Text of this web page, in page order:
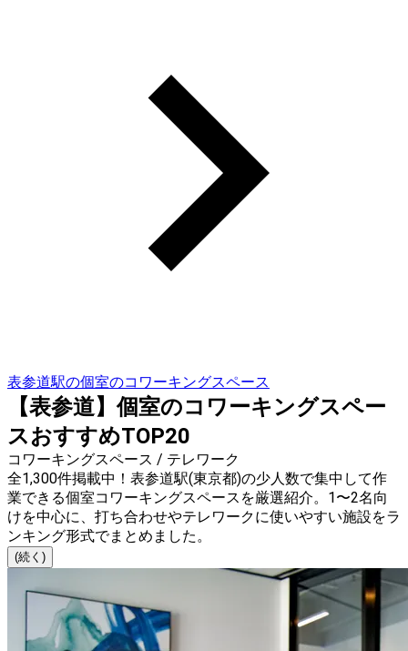
表参道駅の個室のコワーキングスペース
【表参道】個室のコワーキングスペー
スおすすめTOP20
コワーキングスペース / テレワーク
全1,300件掲載中！表参道駅(東京都)の少人数で集中して作
業できる個室コワーキングスペースを厳選紹介。1〜2名向
けを中心に、打ち合わせやテレワークに使いやすい施設をラ
ンキング形式でまとめました。
(続く)